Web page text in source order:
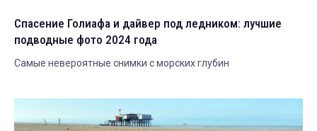
Спасение Голиафа и дайвер под ледником: лучшие
подводные фото 2024 года
Самые невероятные снимки с морских глубин